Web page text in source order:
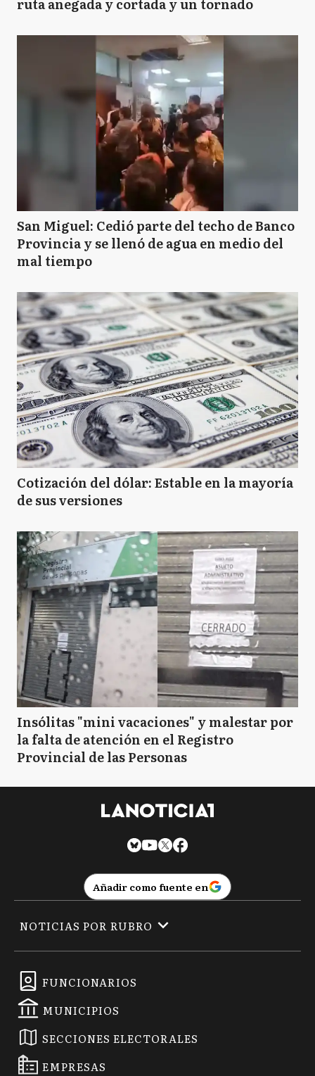
ruta anegada y cortada y un tornado
San Miguel: Cedió parte del techo de Banco
Provincia y se llenó de agua en medio del
mal tiempo
Cotización del dólar: Estable en la mayoría
de sus versiones
Insólitas "mini vacaciones" y malestar por
la falta de atención en el Registro
Provincial de las Personas
Añadir como fuente en
FUNCIONARIOS
MUNICIPIOS
SECCIONES ELECTORALES
EMPRESAS
NOTICIAS POR RUBRO